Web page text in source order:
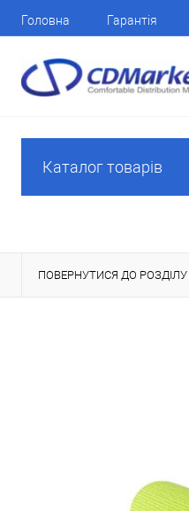
Головна Гарантія
Каталог товарів
ПОВЕРНУТИСЯ ДО РОЗДІЛУ